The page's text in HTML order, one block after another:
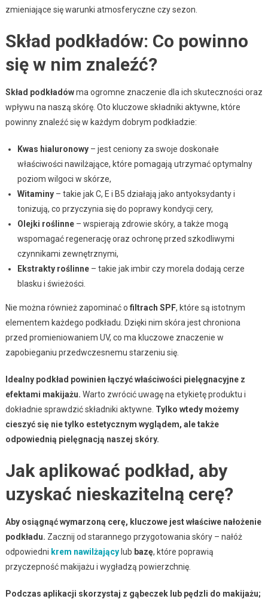
zmieniające się warunki atmosferyczne czy sezon.
Skład podkładów: Co powinno
się w nim znaleźć?
Skład podkładówma ogromne znaczenie dla ich skuteczności oraz
wpływu na naszą skórę. Oto kluczowe składniki aktywne, które
powinny znaleźć się w każdym dobrym podkładzie:
Kwas hialuronowy– jest ceniony za swoje doskonałe
właściwości nawilżające, które pomagają utrzymać optymalny
poziom wilgoci w skórze,
Witaminy– takie jak C, E i B5 działają jako antyoksydanty i
tonizują, co przyczynia się do poprawy kondycji cery,
Olejki roślinne– wspierają zdrowie skóry, a także mogą
wspomagać regenerację oraz ochronę przed szkodliwymi
czynnikami zewnętrznymi,
Ekstrakty roślinne– takie jak imbir czy morela dodają cerze
blasku i świeżości.
Nie można również zapominać o filtrach SPF, które są istotnym
elementem każdego podkładu. Dzięki nim skóra jest chroniona
przed promieniowaniem UV, co ma kluczowe znaczenie w
zapobieganiu przedwczesnemu starzeniu się.
Idealny podkład powinien łączyć właściwości pielęgnacyjne z
efektami makijażu. Warto zwrócić uwagę na etykietę produktu i
dokładnie sprawdzić składniki aktywne. Tylko wtedy możemy
cieszyć się nie tylko estetycznym wyglądem, ale także
odpowiednią pielęgnacją naszej skóry.
Jak aplikować podkład, aby
uzyskać nieskazitelną cerę?
Aby osiągnąć wymarzoną cerę, kluczowe jest właściwe nałożenie
podkładu. Zacznij od starannego przygotowania skóry – nałóż
odpowiedni krem nawilżającylub bazę, które poprawią
przyczepność makijażu i wygładzą powierzchnię.
Podczas aplikacji skorzystaj z gąbeczek lub pędzli do makijażu;